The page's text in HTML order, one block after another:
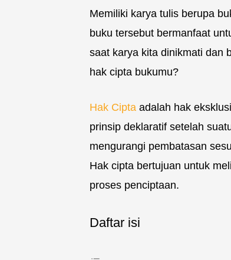
Memiliki karya tulis berupa
buku tersebut bermanfaat
saat karya kita dinikmati dan
hak cipta bukumu?
Hak Cipta adalah hak
prinsip deklaratif setelah
mengurangi pembatasan
Hak cipta bertujuan untuk
proses penciptaan.
Daftar isi